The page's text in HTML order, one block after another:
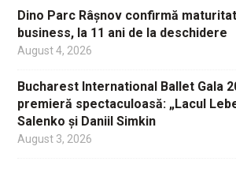
Dino Parc Râșnov confirmă
business, la 11 ani de la deschidere
August 4, 2026
Bucharest International Ballet Gala
premieră spectaculoasă: „Lacul
Salenko și Daniil Simkin
August 3, 2026